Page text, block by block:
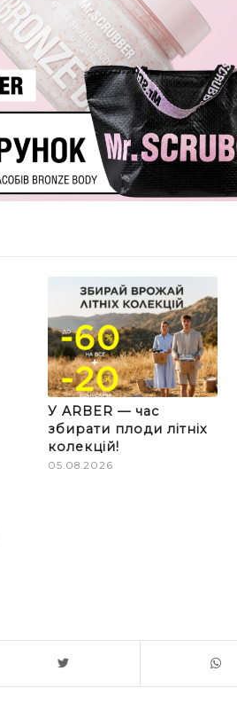
У ARBER — час
збирати плоди літніх
колекцій!
05.08.2026